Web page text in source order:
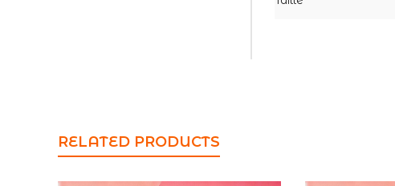
RELATED PRODUCTS